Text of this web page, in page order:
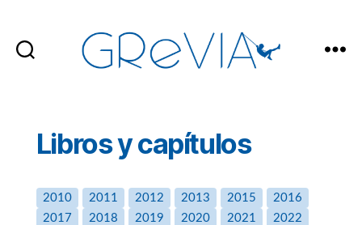
Libros y capítulos
2010 2011 2012 2013 2015
2016
2017
2018 2019 2020 2021
2022